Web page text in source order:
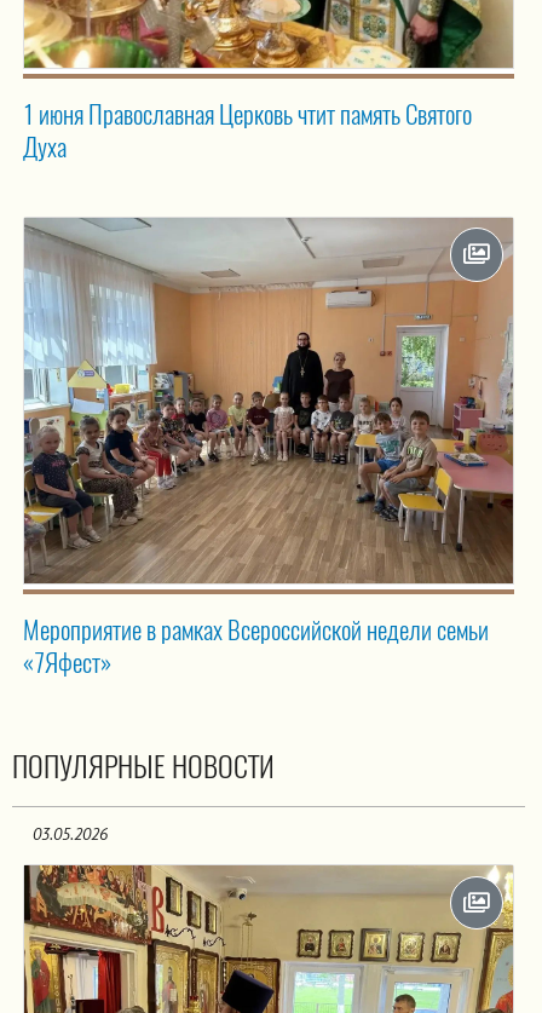
1 июня Православная Церковь чтит память Святого
Духа
Мероприятие в рамках Всероссийской недели семьи
«7Яфест»
ПОПУЛЯРНЫЕ НОВОСТИ
03.05.2026